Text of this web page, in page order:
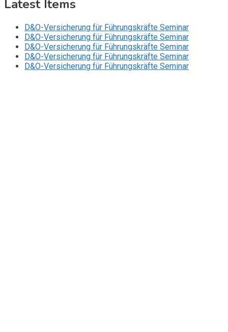
Latest Items
D&O-Versicherung für Führungskräfte Seminar
D&O-Versicherung für Führungskräfte Seminar
D&O-Versicherung für Führungskräfte Seminar
D&O-Versicherung für Führungskräfte Seminar
D&O-Versicherung für Führungskräfte Seminar